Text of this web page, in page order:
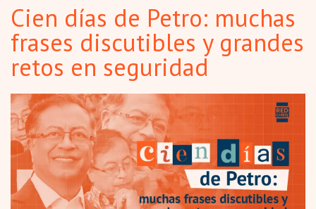
Cien días de Petro: muchas
frases discutibles y grandes
retos en seguridad